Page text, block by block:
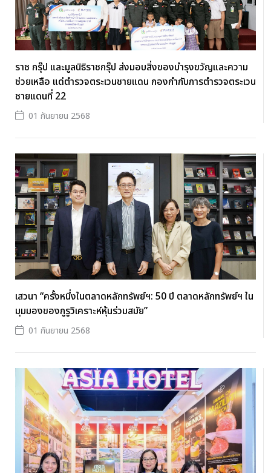
ราช กรุ๊ป และมูลนิธิราชกรุ๊ป ส่งมอบสิ่งของบำรุงขวัญและความ
ช่วยเหลือ แด่ตำรวจตระเวนชายแดน กองกำกับการตำรวจตระเวน
ชายแดนที่ 22
01 กันยายน 2568
เสวนา “ครั้งหนึ่งในตลาดหลักทรัพย์ฯ: 50 ปี ตลาดหลักทรัพย์ฯ ใน
มุมมองของกูรูวิเคราะห์หุ้นร่วมสมัย”
01 กันยายน 2568